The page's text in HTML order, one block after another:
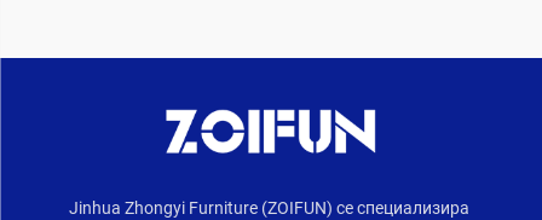
Jinhua Zhongyi Furniture (ZOIFUN) се специализира